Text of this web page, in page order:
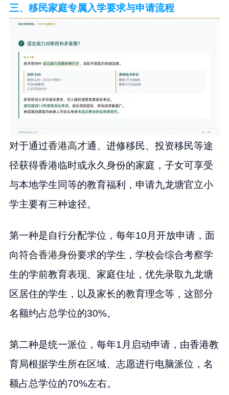
三、移民家庭专属入学要求与申请流程
对于通过香港高才通、进修移民、投资移民等途
径获得香港临时或永久身份的家庭，子女可享受
与本地学生同等的教育福利，申请九龙塘官立小
学主要有三种途径。
第一种是自行分配学位，每年10月开放申请，面
向符合香港身份要求的学生，学校会综合考察学
生的学前教育表现、家庭住址，优先录取九龙塘
区居住的学生，以及家长的教育理念等，这部分
名额约占总学位的30%。
第二种是统一派位，每年1月启动申请，由香港教
育局根据学生所在区域、志愿进行电脑派位，名
额占总学位的70%左右。